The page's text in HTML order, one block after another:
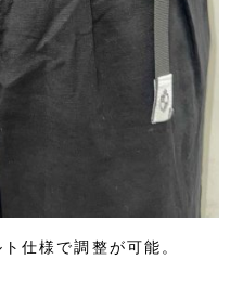
仕様で調整が可能。